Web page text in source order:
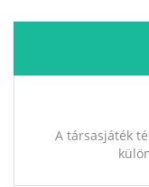
A társasjáték